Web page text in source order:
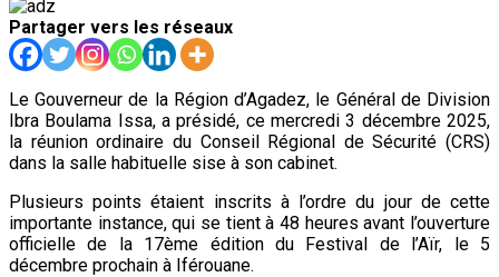
Partager vers les réseaux
Le Gouverneur de la Région d’Agadez, le Général de Division
Ibra Boulama Issa, a présidé, ce mercredi 3 décembre 2025,
la réunion ordinaire du Conseil Régional de Sécurité (CRS)
dans la salle habituelle sise à son cabinet.
Plusieurs points étaient inscrits à l’ordre du jour de cette
importante instance, qui se tient à 48 heures avant l’ouverture
officielle de la 17ème édition du Festival de l’Aïr, le 5
décembre prochain à Iférouane.